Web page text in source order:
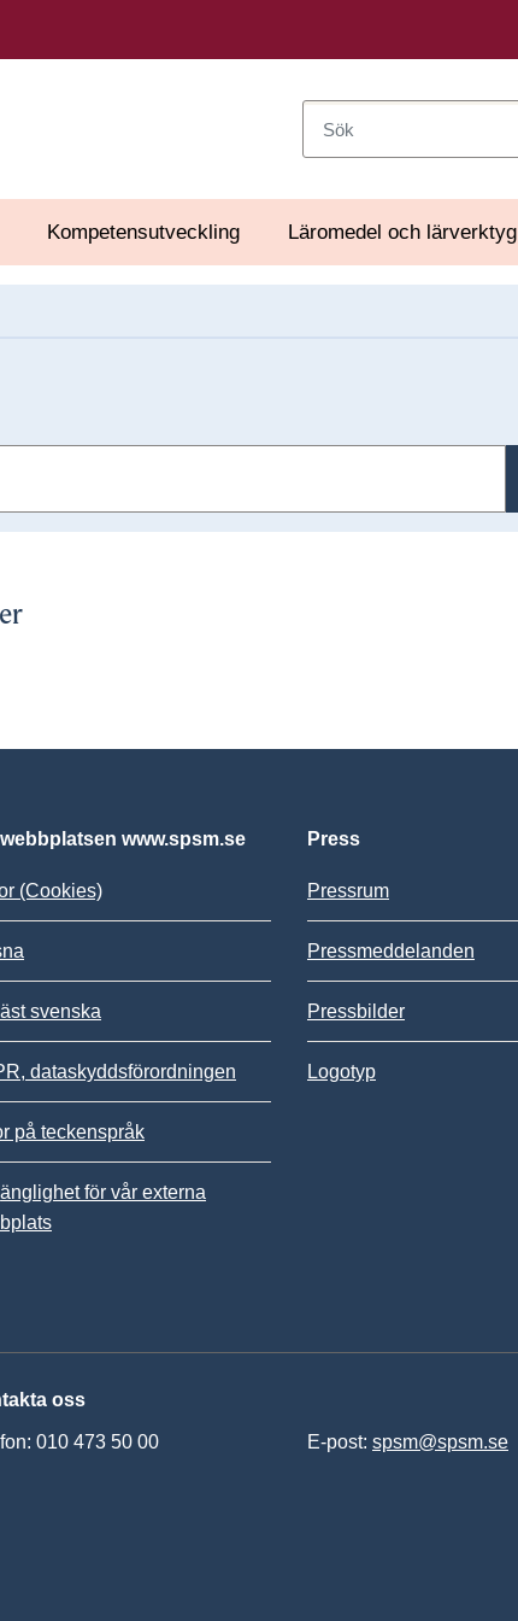
Kompetensutveckling Läromedel och lärverktyg
www.spsm.se
(Cookies)
svenska
dataskyddsförordningen
på teckenspråk
för vår externa
Press
Pressrum
Pressmeddelanden
Pressbilder
Logotyp
oss
010 473 50 00 E-post: spsm@spsm.se